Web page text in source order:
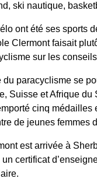
ski nautique,
ont été ses sports
Clermont faisait
sur les
du paracyclisme se
Suisse et Afrique
cinq médailles
de jeunes femmes
est arrivée à
certificat